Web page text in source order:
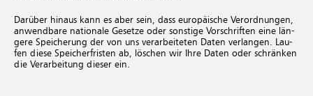
Dar­über hin­aus kann es aber sein, dass eu­ro­päi­sche Ver­ord­nun­gen,
an­wend­ba­re na­tio­na­le Ge­set­ze oder sons­ti­ge Vor­schrif­ten eine län­
ge­re Spei­che­rung der von uns ver­ar­bei­te­ten Daten ver­lan­gen. Lau­
fen diese Spei­cher­fris­ten ab, lö­schen wir Ihre Daten oder schrän­ken
die Ver­ar­bei­tung die­ser ein.